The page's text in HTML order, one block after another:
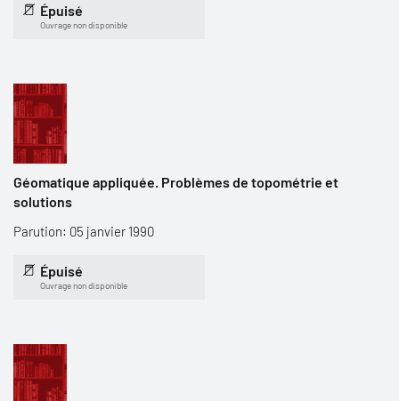
Épuisé
Ouvrage non disponible
Géomatique appliquée. Problèmes de topométrie et
solutions
Parution: 05 janvier 1990
Épuisé
Ouvrage non disponible